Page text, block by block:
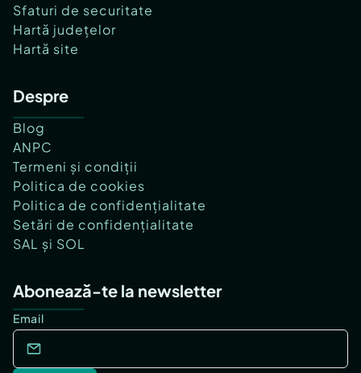
Sfaturi de securitate
Hartă județelor
Hartă site
Despre
Blog
ANPC
Termeni și condiții
Politica de cookies
Politica de confidențialitate
Setări de confidențialitate
SAL și SOL
Abonează-te la newsletter
Email